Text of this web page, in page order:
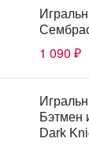
1 090 ₽
Бэтмен
Dark